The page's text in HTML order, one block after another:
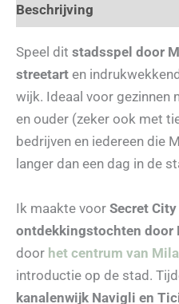
Beschrijving
Speel dit stadsspel door
streetart en
wijk. Ideaal voor gezinnen
en ouder (zeker ook met
bedrijven en iedereen die
langer dan een dag in de
Ik maakte voor Secret
ontdekkingstochten door
door het centrum van
introductie op de stad.
kanalenwijk Navigli en